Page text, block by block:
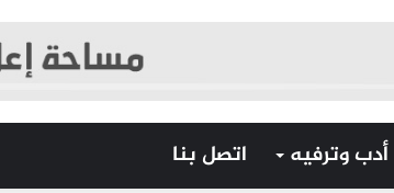
أدب وترفيه اتصل بنا